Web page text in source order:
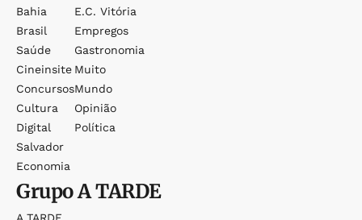
Bahia
Brasil
Saúde
Cineinsite
Concursos
Cultura
Digital
Salvador
Economia
E.c. Vitória
Empregos
Gastronomia
Muito
Mundo
Opinião
Política
GrupoA TARDE